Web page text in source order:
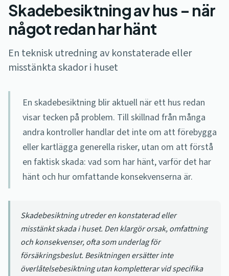
Skadebesiktning av hus – när
något redan har hänt
En teknisk utredning av konstaterade eller
misstänkta skador i huset
En skadebesiktning blir aktuell när ett hus redan
visar tecken på problem. Till skillnad från många
andra kontroller handlar det inte om att förebygga
eller kartlägga generella risker, utan om att förstå
en faktisk skada: vad som har hänt, varför det har
hänt och hur omfattande konsekvenserna är.
Skadebesiktning utreder en konstaterad eller
misstänkt skada i huset. Den klargör orsak, omfattning
och konsekvenser, ofta som underlag för
försäkringsbeslut. Besiktningen ersätter inte
överlåtelsebesiktning utan kompletterar vid specifika